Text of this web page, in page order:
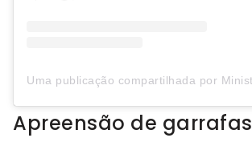
Apreensão de garrafas